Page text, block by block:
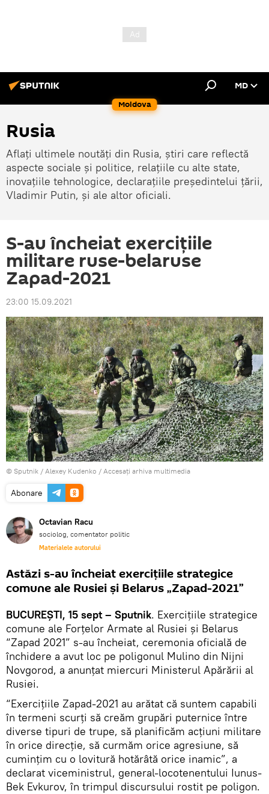
Moldova
MD
Rusia
Aflați ultimele noutăți din Rusia, știri care reflectă
aspecte sociale și politice, relațiile cu alte state,
inovațiile tehnologice, declarațiile președintelui țării,
Vladimir Putin, și ale altor oficiali.
S-au încheiat exercițiile
militare ruse-belaruse
Zapad-2021
23:00 15.09.2021
© Sputnik / Alexey Kudenko / Accesați arhiva multimedia
Abonare
Octavian Racu
sociolog, comentator politic
Materialele autorului
Astăzi s-au încheiat exercițiile strategice
comune ale Rusiei și Belarus „Zapad-2021”
BUCUREȘTI, 15 sept – Sputnik. Exercițiile strategice
comune ale Forțelor Armate al Rusiei și Belarus
“Zapad 2021” s-au încheiat, ceremonia oficială de
închidere a avut loc pe poligonul Mulino din Nijni
Novgorod, a anunțat miercuri Ministerul Apărării al
Rusiei.
“Exercițiile Zapad-2021 au arătat că suntem capabili
în termeni scurți să creăm grupări puternice între
diverse tipuri de trupe, să planificăm acțiuni militare
în orice direcție, să curmăm orice agresiune, să
cumințim cu o lovitură hotărâtă orice inamic”, a
declarat viceministrul, general-locotenentului Iunus-
Bek Evkurov, în trimpul discursului rostit pe poligon.